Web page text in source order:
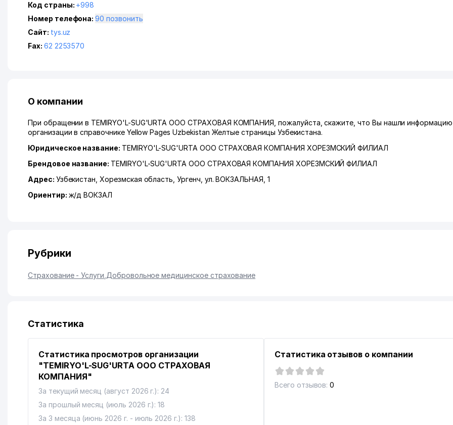
Код страны: +998
Номер телефона:
90 позвонить
Сайт: tys.uz
Fax: 62 2253570
О компании
При обращении в TEMIRYO'L-SUG'URTA ООО СТРАХОВАЯ КОМПАНИЯ, пожалуйста, скажите, что Вы нашли
организации в справочнике Yellow Pages Uzbekistan Желтые страницы Узбекистана.
Юридическое название: TEMIRYO'L-SUG'URTA ООО СТРАХОВАЯ КОМПАНИЯ ХОРЕЗМСКИЙ ФИЛИАЛ
Брендовое название: TEMIRYO'L-SUG'URTA ООО СТРАХОВАЯ КОМПАНИЯ ХОРЕЗМСКИЙ ФИЛИАЛ
Адрес: Узбекистан,Хорезмская область ,Ургенч ул. ВОКЗАЛЬНАЯ , 1
Ориентир: ж/д ВОКЗАЛ
Рубрики
Страхование - Услуги Добровольное медицинское страхование
Статистика
Статистика просмотров организации
"TEMIRYO'L-SUG'URTA ООО СТРАХОВАЯ
КОМПАНИЯ"
За текущий месяц (август 2026 г.): 24
За прошлый месяц (июль 2026 г.): 18
За 3 месяца (июнь 2026 г. - июль 2026 г.): 138
Статистика отзывов о компании
Всего отзывов: 0